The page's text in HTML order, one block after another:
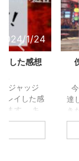
1/24
した感想
ジャッジ
レイした感
ます。 キ
た作品をよ
達
き
ま